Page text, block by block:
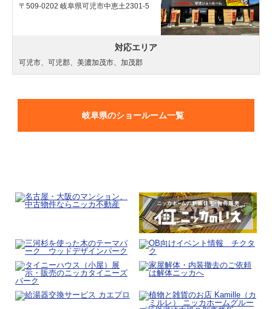
〒509-0202 岐阜県可児市中恵土2301-5
対応エリア
可児市、可児郡、美濃加茂市、加茂郡
岐阜県のショールーム一覧